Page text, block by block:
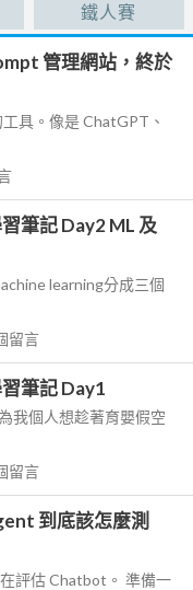
鐵人賽
管理網站，終於
具。像是 ChatGPT、
筆記 Day2 ML 及
learning分成三個
留言
筆記 Day1
我個人想趁著育嬰假空
留言
到底該怎麼測
評估 Chatbot。 準備一